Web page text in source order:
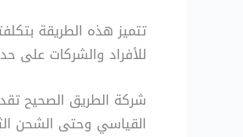
تتميز هذه الطريقة
للأفراد والشركات على
شركة الطريق الصحيح
القياسي وحتى الشحن